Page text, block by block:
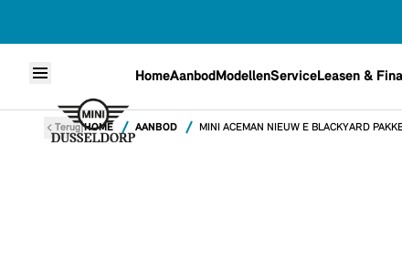
HomeAanbod ModellenServiceLeasen &
Skip to content
Terug|HOME AANBOD MINI ACEMAN NIEUW E BLACKYARD